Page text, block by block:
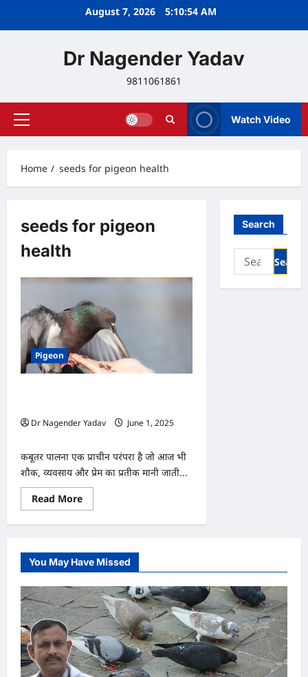
August 7, 2026 5:10:54 AM
Dr Nagender Yadav
9811061861
Primary
Watch Video
Home seeds for pigeon health
seeds for pigeon
health
Pigeon
Dr Nagender Yadav
June 1, 2025
कबूतर पालना एक प्राचीन परंपरा है जो आज भी
शौक, व्यवसाय और प्रेम का प्रतीक मानी जाती...
Read MoreRead
more
कबूतरों
खिलाएं?
जानिए
सबसे
पोषक
बीजों
की
लिस्ट
Search
Search
for:
You May Have Missed